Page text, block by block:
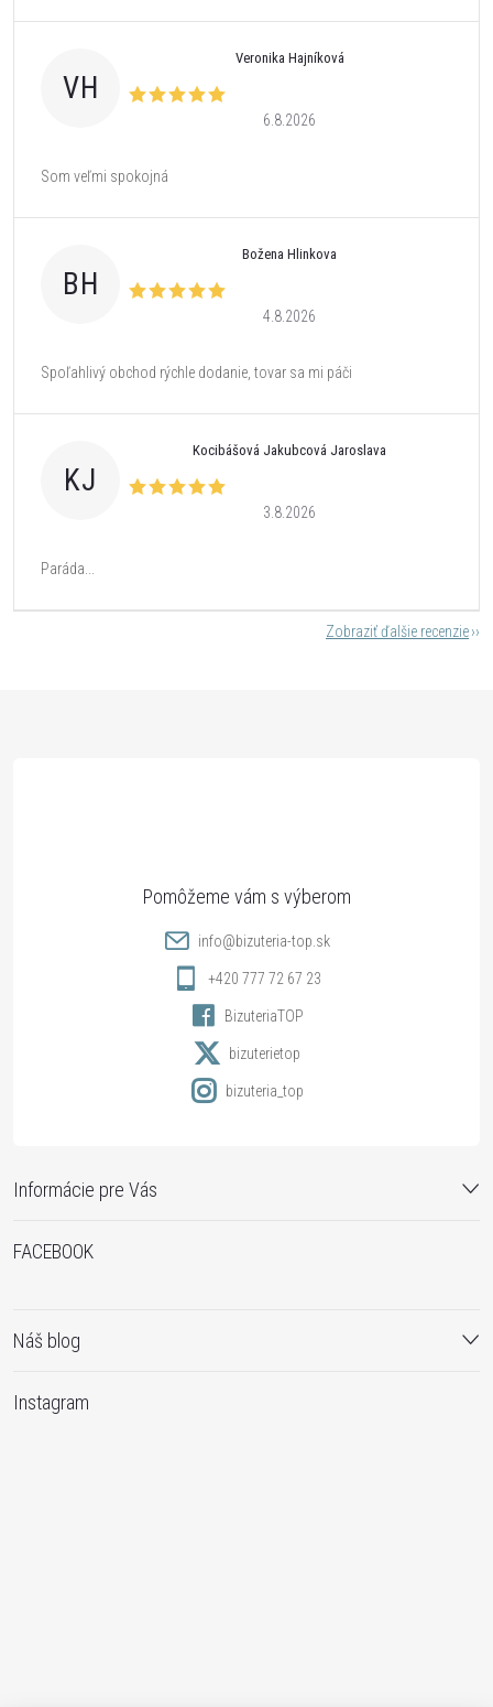
VH
Veronika Hajníková
6.8.2026
Som veľmi spokojná
BH
Božena Hlinkova
4.8.2026
Spoľahlivý obchod rýchle dodanie, tovar sa mi páči
KJ
Kocibášová Jakubcová Jaroslava
3.8.2026
Paráda...
Zobraziť ďalšie recenzie
Informácie pre Vás
info@bizuteria-top.sk
+420 777 72 67 23
BizuteriaTOP
bizuterietop
bizuteria_top
FACEBOOK
Náš blog
Instagram